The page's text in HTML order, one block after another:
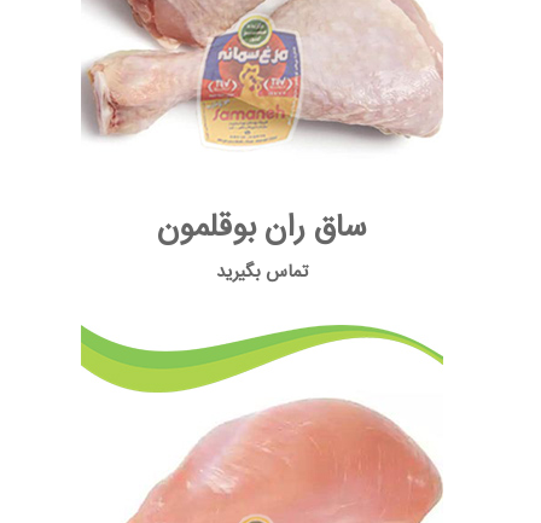
ساق ران بوقلمون
تماس بگیرید